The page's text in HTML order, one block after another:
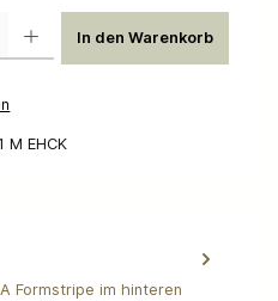
In den Warenkorb
M EHCK
Formstripe im hinteren